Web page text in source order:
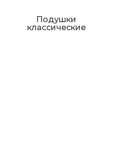
Подушки
классические